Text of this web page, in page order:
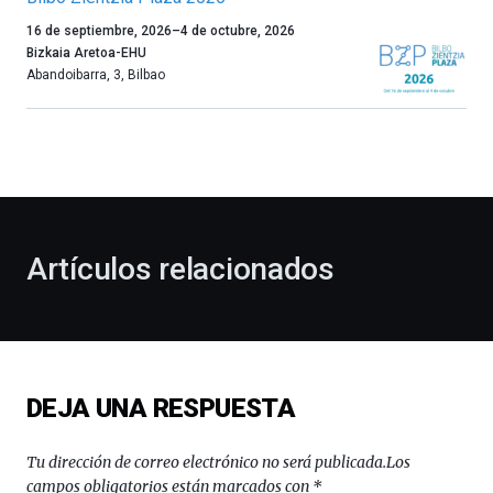
Un
año
más,
celebración
novena
Bilbo
(BZP),
16 de septiembre, 2026–4 de octubre, 2026
Bizkaia Aretoa-EHU
Abandoibarra, 3, Bilbao
Artículos relacionados
DEJA UNA RESPUESTA
Tu dirección de correo electrónico no será publicada.Los
campos obligatorios están marcados con *